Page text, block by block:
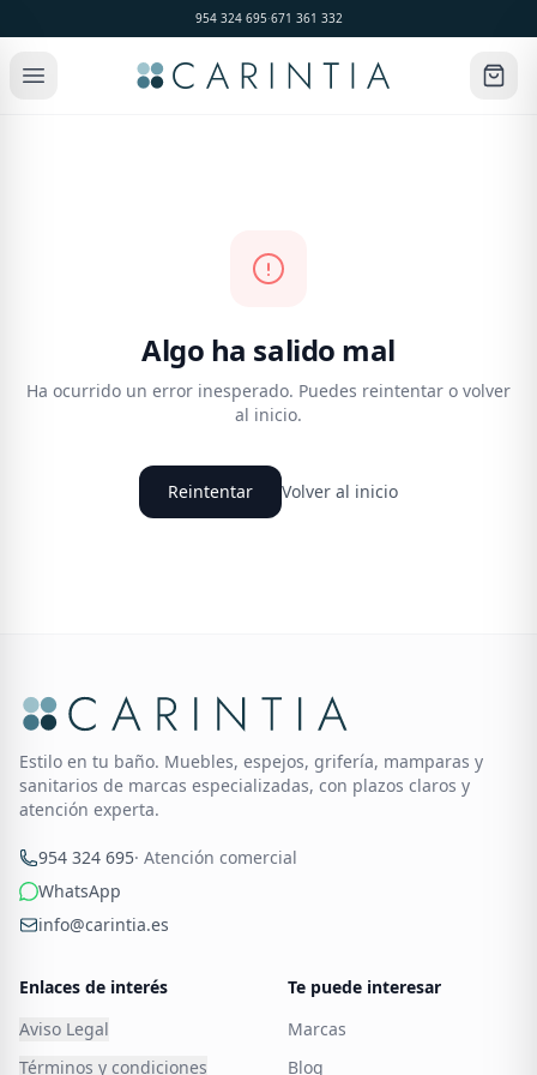
954 324 695·671 361 332
Algo ha salido mal
Ha ocurrido un error inesperado. Puedes reintentar o volver
al inicio.
Reintentar Volver al inicio
Estilo en tu baño. Muebles, espejos, grifería, mamparas y
sanitarios de marcas especializadas, con plazos claros y
atención experta.
954 324 695· Atención comercial
WhatsApp
info@carintia.es
Enlaces de interés
Aviso Legal
Términos y condiciones
Te puede interesar
Marcas
Blog